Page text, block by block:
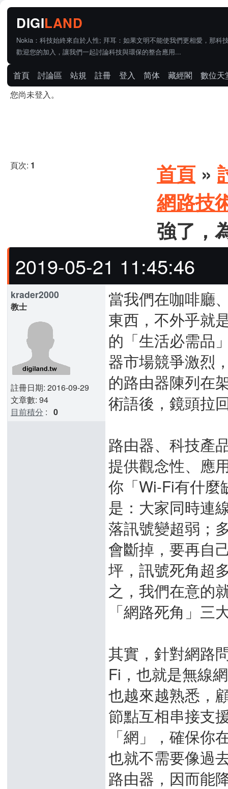
Nokia：科技始終來自於人性; 拜耳：如果文明不能使我們更相愛，那科
歡迎您的加入，讓我們一起討論科技與環保的整合應用...
首頁 討論區 站規 註冊 登入 简体 藏經閣
數位天
您尚未登入。
頁次: 1 首頁 »
網路技
強了，
2019-05-21 11:45:46
krader2000
教士
註冊日期: 2016-09-29
文章數: 94
目前積分 : 0
當我們在咖啡廳
東西，不外乎就
的「生活必需品
器市場競爭激烈
的路由器陳列在
術語後，鏡頭拉
路由器、科技產
提供觀念性、應
你「Wi-Fi有什麼
是：大家同時連
落訊號變超弱；
會斷掉，要再自
坪，訊號死角超
之，我們在意的
「網路死角」三
其實，針對網路
Fi，也就是無線
也越來越熟悉，
節點互相串接支
「網」，確保你
也就不需要像過
路由器，因而能